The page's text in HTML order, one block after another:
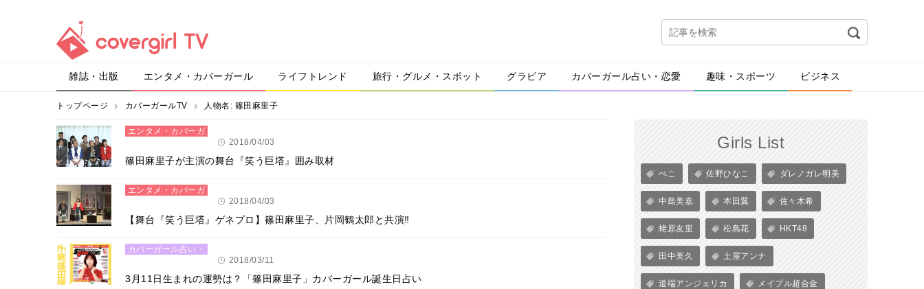
雑誌・出版 エンタメ・カバーガール ライフトレンド 旅行・グルメ・スポット グラビア カバーガール占い・恋愛 趣味・スポーツ ビジネス
トップページ カバーガールTV 人物名: 篠田麻里子
エンタメ・カバーガ
2018/04/03
篠田麻里子が主演の舞台『笑う巨塔』囲み取材
エンタメ・カバーガ
2018/04/03
【舞台『笑う巨塔』ゲネプロ】篠田麻里子、片岡鶴太郎と共演‼
カバーガール占い・
2018/03/11
3月11日生まれの運勢は？「篠田麻里子」カバーガール誕生日占い
Girls List
ぺこ 佐野ひなこ ダレノガレ明美
中島美嘉 本田翼 佐々木希
蛯原友里 松島花 HKT48
田中美久 土屋アンナ
道端アンジェリカ メイプル超合金